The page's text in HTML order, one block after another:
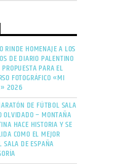
RINDE HOMENAJE A LOS
DE DIARIO PALENTINO
PARA EL
FOTOGRÁFICO «MI
2026
DE FÚTBOL SALA
OLVIDADO – MONTAÑA
HACE HISTORIA Y SE
COMO EL MEJOR
SALA DE ESPAÑA